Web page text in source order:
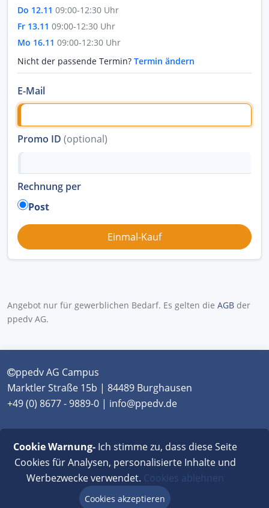
Do 12.11 09:00-12:30 Uhr
Fr 13.11 09:00-12:30 Uhr
Mo 16.11 09:00-12:30 Uhr
Nicht der passende Termin? Termin ändern
E-Mail
Promo ID (optional)
Rechnung per
Post
Angebot nur für gewerblichen Bedarf. Es gelten die AGB der
ppedv AG.
ppedv AG Campus
Marktler Straße 15b | 84489 Burghausen
+49 (0) 8677 - 9889-0 | info@ppedv.de
Classroom
|Impressum|Datenschutz|FAQ
Cookie Warnung-Ich stimme zu, dass diese Seite
Cookies für Analysen, personalisierte Inhalte und
Werbezwecke verwendet. Cookies ablehnen
Cookies akzeptieren